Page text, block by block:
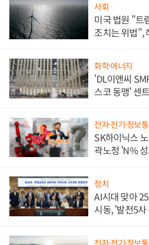
사회
미국 법원 "트
조치는 위법",
화학·에너지
'DL이앤씨
스코 동맹' 센
전자·전기·정보
SK하이닉스
곽노정 'N%
정치
AI시대 맞아
시동, '발전5사
전자·전기·정보